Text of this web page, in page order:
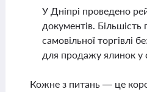
У Дніпрі проведено
документів.
самовільної торгівлі
для продажу ялинок у
Кожне з питань — це